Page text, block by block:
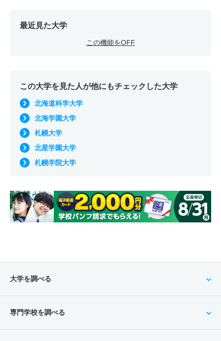
最近見た大学
この機能をOFF
この大学を見た人が他にもチェックした大学
北海道科学大学
北海学園大学
札幌大学
北星学園大学
札幌学院大学
大学を調べる
専門学校を調べる